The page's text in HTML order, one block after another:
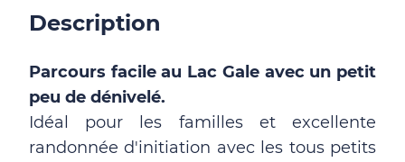
Description
Parcours facile au Lac Gale avec un petit
peu de dénivelé.
Idéal pour les familles et excellente
randonnée d'initiation avec les tous petits